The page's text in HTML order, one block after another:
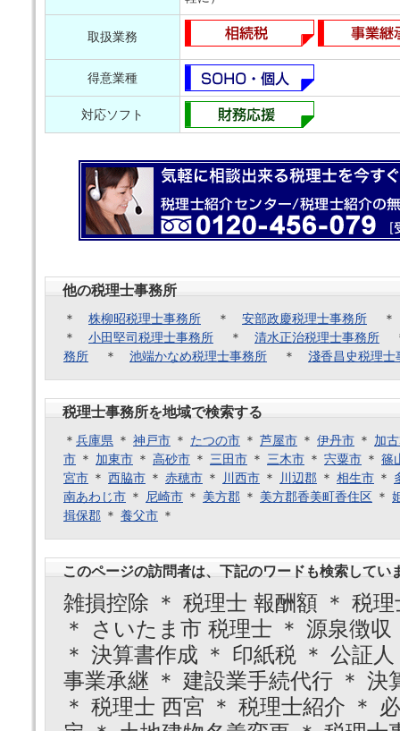
取扱業務
得意業種
対応ソフト
他の税理士事務所
＊ 株柳昭税理士事務所 ＊ 安部政慶税理士事務所
＊ 小田堅司税理士事務所 ＊ 清水正治税理士事務所
務所 ＊ 池端かなめ税理士事務所 ＊ 淺香昌史税理士
税理士事務所を地域で検索する
＊ 兵庫県 ＊ 神戸市 ＊ たつの市 ＊ 芦屋市 ＊ 伊丹市 ＊ 加
市 ＊ 加東市 ＊ 高砂市 ＊ 三田市 ＊ 三木市 ＊ 宍粟市 ＊ 篠
宮市 ＊ 西脇市 ＊ 赤穂市 ＊ 川西市 ＊ 川辺郡 ＊ 相生市 ＊
南あわじ市 ＊ 尼崎市 ＊ 美方郡 ＊ 美方郡香美町香住区 ＊
揖保郡 ＊ 養父市 ＊
このページの訪問者は、下記のワードも検索してい
雑損控除 ＊ 税理士 報酬額 ＊ 税
＊ さいたま市 税理士 ＊ 源泉徴
＊ 決算書作成 ＊ 印紙税 ＊ 公証
事業承継 ＊ 建設業手続代行 ＊ 決
＊ 税理士 西宮 ＊ 税理士紹介 ＊